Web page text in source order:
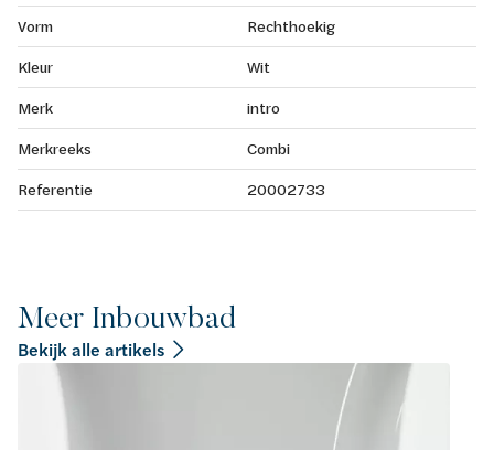
Vorm
Rechthoekig
Kleur
Wit
Merk
intro
Merkreeks
Combi
Referentie
20002733
Meer Inbouwbad
Bekijk alle artikels